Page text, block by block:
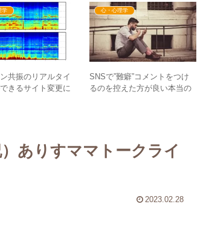
学
共振のリアルタイ
きるサイト変更に
心・心理学
SNSで”難癖”コメントをつけ
るのを控えた方が良い本当の
ありすママトークライ
2023.02.28